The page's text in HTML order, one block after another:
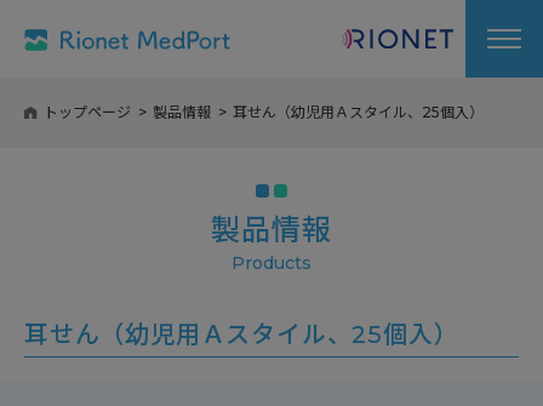
トップページ 製品情報 耳せん（幼児用Ａスタイル、25個入）
製品情報
耳せん（幼児用Ａスタイル、25個入）